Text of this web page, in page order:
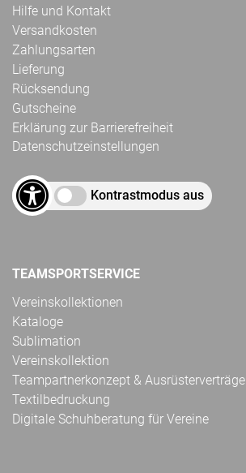
Hilfe und Kontakt
Versandkosten
Zahlungsarten
Lieferung
Rücksendung
Gutscheine
Erklärung zur Barrierefreiheit
Datenschutzeinstellungen
Kontrastmodus aus
TEAMSPORTSERVICE
Vereinskollektionen
Kataloge
Sublimation
Vereinskollektion
Teampartnerkonzept & Ausrüsterverträge
Textilbedruckung
Digitale Schuhberatung für Vereine